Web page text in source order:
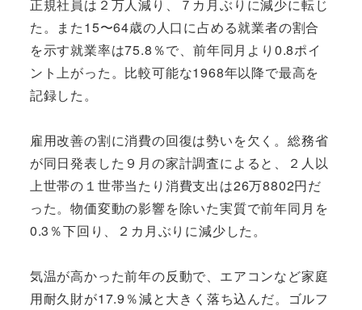
正規社員は２万人減り、７カ月ぶりに減少に転じ
た。また15〜64歳の人口に占める就業者の割合
を示す就業率は75.8％で、前年同月より0.8ポイ
ント上がった。比較可能な1968年以降で最高を
記録した。
雇用改善の割に消費の回復は勢いを欠く。総務省
が同日発表した９月の家計調査によると、２人以
上世帯の１世帯当たり消費支出は26万8802円だ
った。物価変動の影響を除いた実質で前年同月を
0.3％下回り、２カ月ぶりに減少した。
気温が高かった前年の反動で、エアコンなど家庭
用耐久財が17.9％減と大きく落ち込んだ。ゴルフ